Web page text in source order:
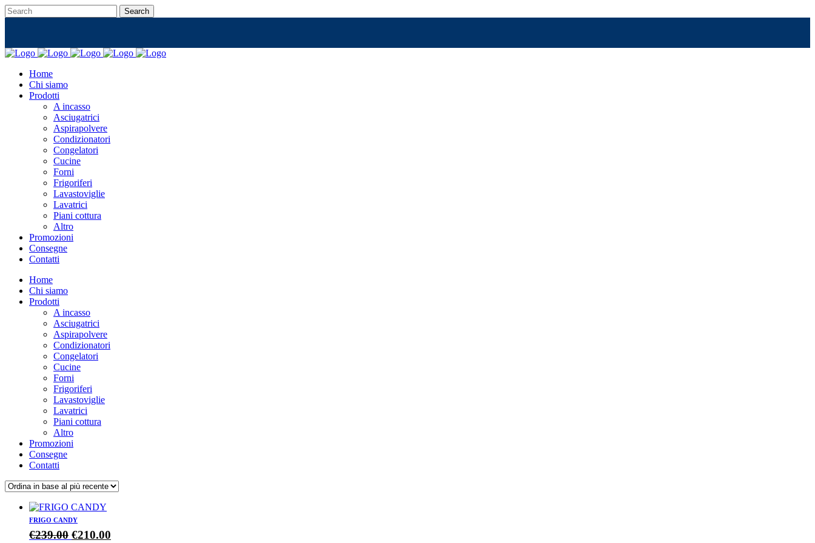
Home
Chi siamo
Prodotti
A incasso
Asciugatrici
Aspirapolvere
Condizionatori
Congelatori
Cucine
Forni
Frigoriferi
Lavastoviglie
Lavatrici
Piani cottura
Altro
Promozioni
Consegne
Contatti
Home
Chi siamo
Prodotti
A incasso
Asciugatrici
Aspirapolvere
Condizionatori
Congelatori
Cucine
Forni
Frigoriferi
Lavastoviglie
Lavatrici
Piani cottura
Altro
Promozioni
Consegne
Contatti
FRIGO CANDY
€239.00 Il
€210.00